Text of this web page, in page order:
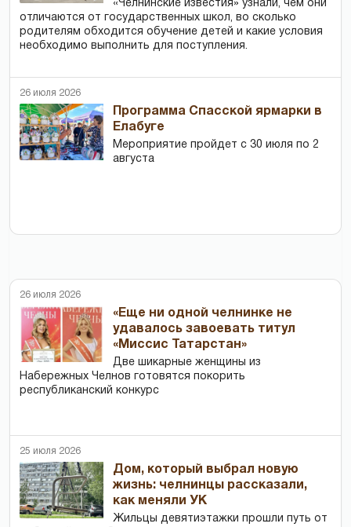
«Челнинские известия» узнали, чем они
отличаются от государственных школ, во сколько
родителям обходится обучение детей и какие условия
необходимо выполнить для поступления.
26 июля 2026
Программа Спасской ярмарки в
Елабуге
Мероприятие пройдет с 30 июля по 2
августа
26 июля 2026
«Еще ни одной челнинке не
удавалось завоевать титул
«Миссис Татарстан»
Две шикарные женщины из
Набережных Челнов готовятся покорить
республиканский конкурс
25 июля 2026
Дом, который выбрал новую
жизнь: челнинцы рассказали,
как меняли УК
Жильцы девятиэтажки прошли путь от